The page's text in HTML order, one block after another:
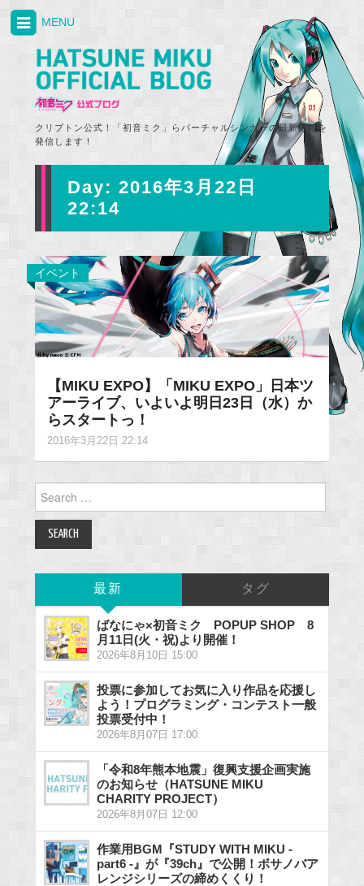
クリプトン公式！「初音ミク」らバーチャルシンガーの最新情報を
発信します！
MENU
Day: 2016年3月22日
22:14
イベント
【MIKU EXPO】「MIKU EXPO」日本ツ
アーライブ、いよいよ明日23日（水）か
らスタートっ！
2016年3月22日 22:14
for:
最新 タグ
ばなにゃ×初音ミク POPUP SHOP 8
月11日(火・祝)より開催！
2026年8月10日 15:00
投票に参加してお気に入り作品を応援し
よう！プログラミング・コンテスト一般
投票受付中！
2026年8月07日 17:00
「令和8年熊本地震」復興支援企画実施
のお知らせ（HATSUNE MIKU
CHARITY PROJECT）
2026年8月07日 12:00
作業用BGM『STUDY WITH MIKU -
part6 -』が『39ch』で公開！ボサノバア
レンジシリーズの締めくくり！